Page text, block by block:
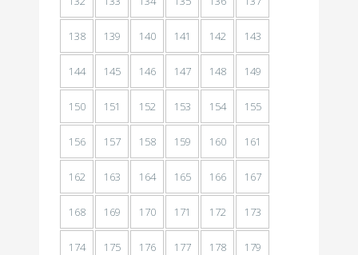
138 139 140 141 142 143
144 145 146 147 148 149
150 151 152 153 154 155
156 157 158 159 160 161
162 163 164 165 166 167
168 169 170 171 172 173
174 175 176 177 178 179